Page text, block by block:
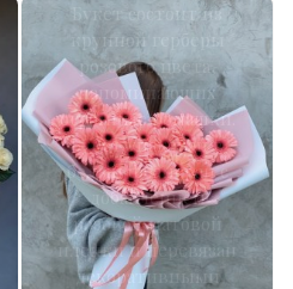
Букет состоит из
крупной герберы
розового цвета,
напоминающих
огромные ромашки.
Букет упакован в
белый фоамеран с
добавлением
розовой матовой
пленки и перевязан
декоративными